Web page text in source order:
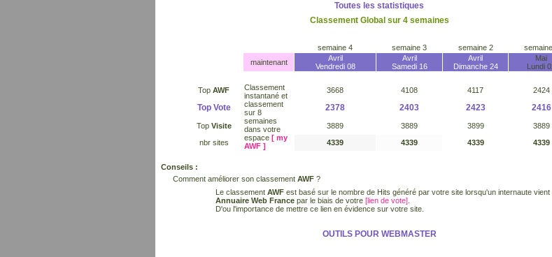
Toutes les statistiques
Classement Global sur 4 semaines
semaine 4 semaine 3 semaine 2
maintenant
Avril
Vendredi 08
Avril
Samedi 16
Avril
Dimanche 24
Mai
Lundi
Top AWF
Classement
instantané et
classement
sur 8
semaines
dans votre
espace [ my
AWF ]
3668 4108 4117 2424
Top Vote 2378 2403 2423 2416
Top Visite 3889 3889 3899
3889
nbr sites
4339 4339 4339 4339
Conseils :
Comment améliorer son classement AWF ?
Le classement AWF est basé sur le nombre de Hits généré par votre site lorsqu'un internaute vient
Annuaire Web France par le biais de votre [lien de vote]
D'ou l'importance de mettre ce lien en évidence sur votre site.
OUTILS POUR WEBMASTER